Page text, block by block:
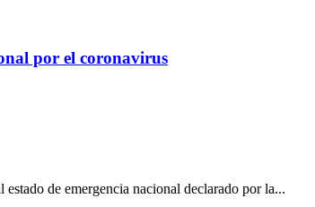
por el coronavirus
de emergencia nacional declarado por la...